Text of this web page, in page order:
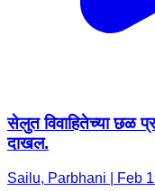
सेलुत विवाहितेच्या छळ
दाखल.
Sailu, Parbhani | Feb